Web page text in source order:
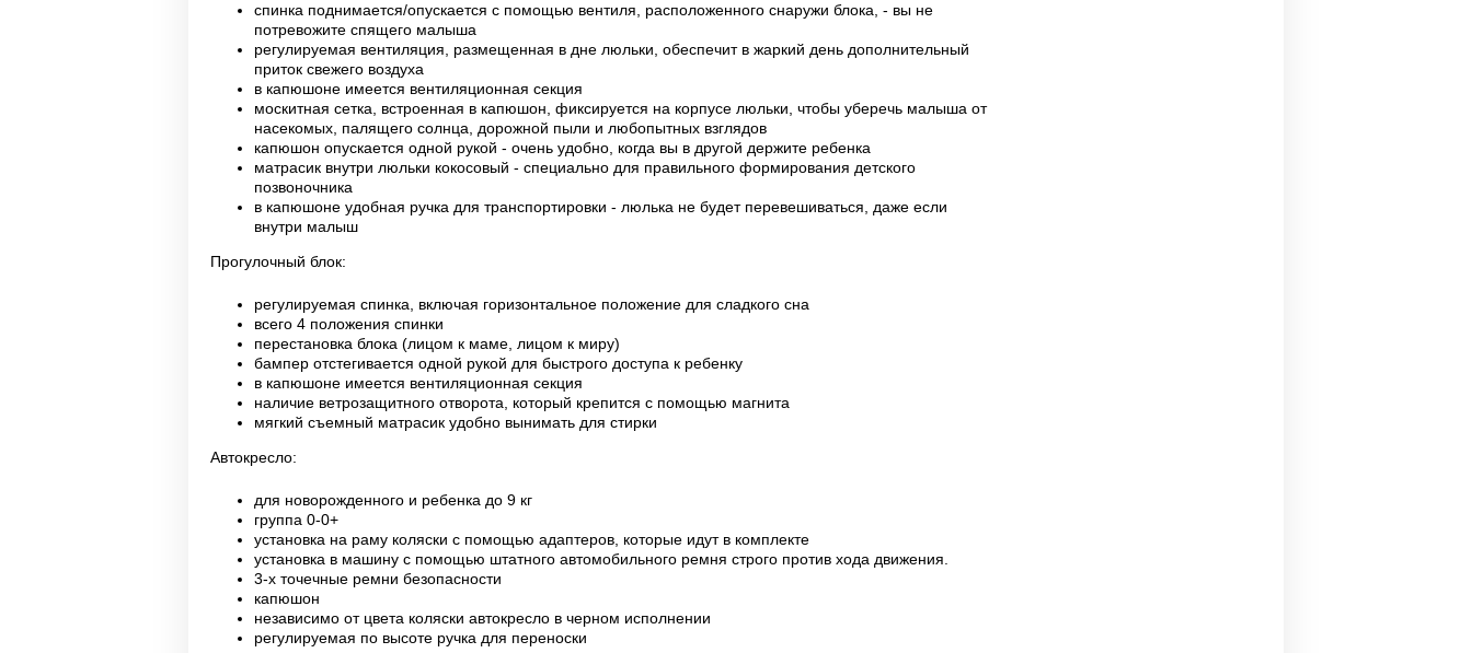
спинка поднимается/опускается с помощью вентиля, расположенного снаружи блока, - вы не
потревожите спящего малыша
регулируемая вентиляция, размещенная в дне люльки, обеспечит в жаркий день дополнительный
приток свежего воздуха
в капюшоне имеется вентиляционная секция
москитная сетка, встроенная в капюшон, фиксируется на корпусе люльки, чтобы уберечь малыша от
насекомых, палящего солнца, дорожной пыли и любопытных взглядов
капюшон опускается одной рукой - очень удобно, когда вы в другой держите ребенка
матрасик внутри люльки кокосовый - специально для правильного формирования детского
позвоночника
в капюшоне удобная ручка для транспортировки - люлька не будет перевешиваться, даже если
внутри малыш
Прогулочный блок:
регулируемая спинка, включая горизонтальное положение для сладкого сна
всего 4 положения спинки
перестановка блока (лицом к маме, лицом к миру)
бампер отстегивается одной рукой для быстрого доступа к ребенку
в капюшоне имеется вентиляционная секция
наличие ветрозащитного отворота, который крепится с помощью магнита
мягкий съемный матрасик удобно вынимать для стирки
Автокресло:
для новорожденного и ребенка до 9 кг
группа 0-0+
установка на раму коляски с помощью адаптеров, которые идут в комплекте
установка в машину с помощью штатного автомобильного ремня строго против хода движения.
3-х точечные ремни безопасности
капюшон
независимо от цвета коляски автокресло в черном исполнении
регулируемая по высоте ручка для переноски